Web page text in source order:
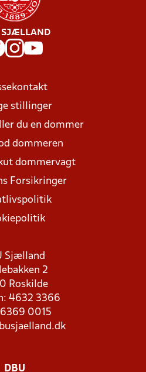
SJÆLLAND
stillinger
du en dommer
dommeren
dommervagt
Forsikringer
Sjælland
2
Roskilde
4632 3366
6369 0015
DBU